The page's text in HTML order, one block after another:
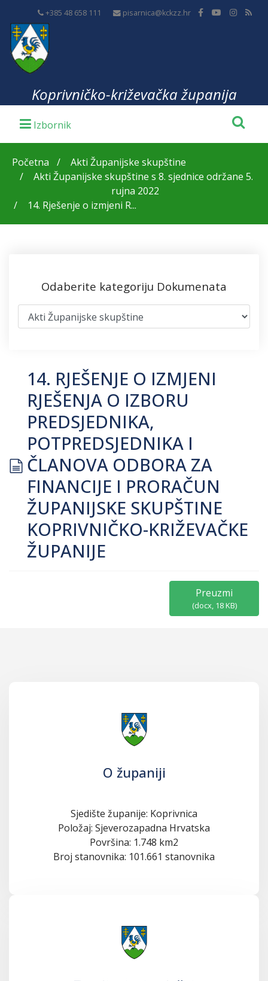
+385 48 658 111 pisarnica@kckzz.hr
Koprivničko-križevačka županija
Početna
Akti Županijske skupštine
Akti Županijske skupštine s 8. sjednice održane 5.
rujna 2022
14. Rješenje o izmjeni R...
Odaberite kategoriju Dokumenata
document
14. RJEŠENJE O IZMJENI
RJEŠENJA O IZBORU
PREDSJEDNIKA,
POTPREDSJEDNIKA I
ČLANOVA ODBORA ZA
FINANCIJE I PRORAČUN
ŽUPANIJSKE SKUPŠTINE
KOPRIVNIČKO-KRIŽEVAČKE
ŽUPANIJE
Preuzmi
(docx, 18 KB)
O županiji
Sjedište županije: Koprivnica
Položaj: Sjeverozapadna Hrvatska
Površina: 1.748 km2
Broj stanovnika: 101.661 stanovnika